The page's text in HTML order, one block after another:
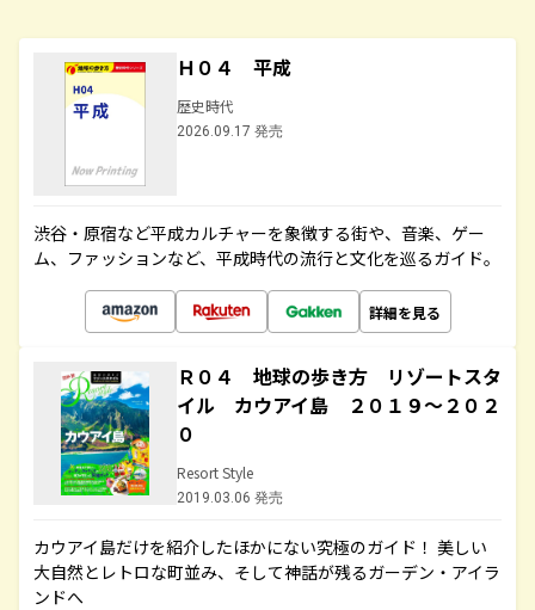
Ｈ０４ 平成
歴史時代
2026.09.17 発売
渋谷・原宿など平成カルチャーを象徴する街や、音楽、ゲー
ム、ファッションなど、平成時代の流行と文化を巡るガイド。
詳細を見る
Ｒ０４ 地球の歩き方 リゾートスタ
イル カウアイ島 ２０１９～２０２
０
Resort Style
2019.03.06 発売
カウアイ島だけを紹介したほかにない究極のガイド！ 美しい
大自然とレトロな町並み、そして神話が残るガーデン・アイラ
ンドへ